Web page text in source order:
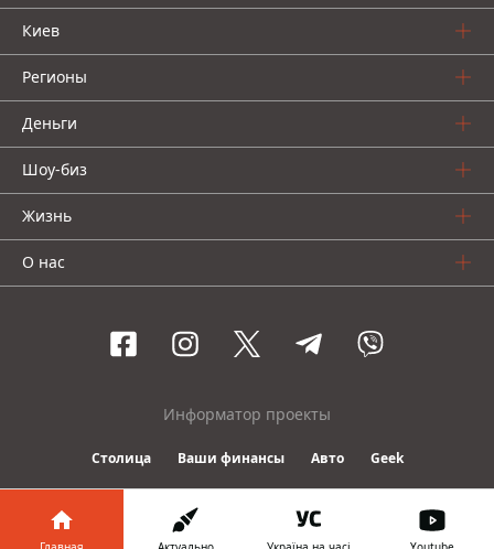
Киев
Регионы
Деньги
Шоу-биз
Жизнь
О нас
Информатор проекты
Столица Ваши финансы Авто Geek
© 2016-2026 Informator